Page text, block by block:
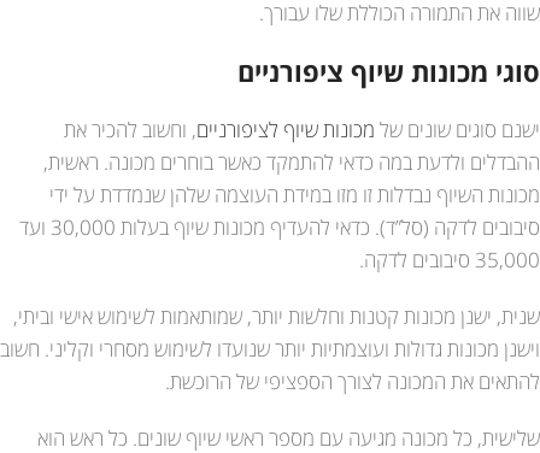
שווה את התמורה הכוללת שלו עבורך.
סוגי מכונות שיוף ציפורניים
ישנם סוגים שונים של מכונות שיוף לציפורניים, וחשוב להכיר את
ההבדלים ולדעת במה כדאי להתמקד כאשר בוחרים מכונה. ראשית,
מכונות השיוף נבדלות זו מזו במידת העוצמה שלהן שנמדדת על ידי
סיבובים לדקה (סל”ד). כדאי להעדיף מכונות שיוף בעלות 30,000 ועד
35,000 סיבובים לדקה.
שנית, ישנן מכונות קטנות וחלשות יותר, שמותאמות לשימוש אישי וביתי,
וישנן מכונות גדולות ועוצמתיות יותר שנועדו לשימוש מסחרי וקליני. חשוב
להתאים את המכונה לצורך הספציפי של הרוכשת.
שלישית, כל מכונה מגיעה עם מספר ראשי שיוף שונים. כל ראש הוא